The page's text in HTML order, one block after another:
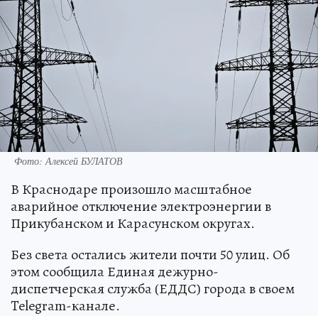
Фото: Алексей БУЛАТОВ
В Краснодаре произошло масштабное
аварийное отключение электроэнергии в
Прикубанском и Карасунском округах.
Без света остались жители почти 50 улиц. Об
этом сообщила Единая дежурно-
диспетчерская служба (ЕДДС) города в своем
Telegram-канале.